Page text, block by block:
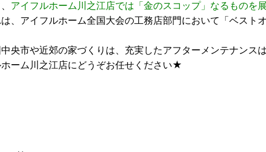
アイフルホーム川之江店では「金のスコップ」なるものを
、アイフルホーム全国大会の工務店部門において「ベスト
央市や近郊の家づくりは、充実したアフターメンテナンス
ーム川之江店にどうぞお任せください★